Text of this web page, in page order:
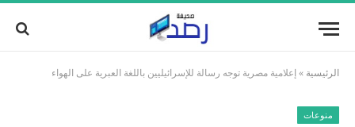
الرئيسية » إعلامية مصرية توجه رسالة للإسرائيليين باللغة العبرية على الهواء
منوعات